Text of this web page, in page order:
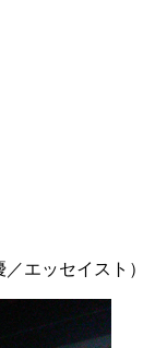
エッセイスト）